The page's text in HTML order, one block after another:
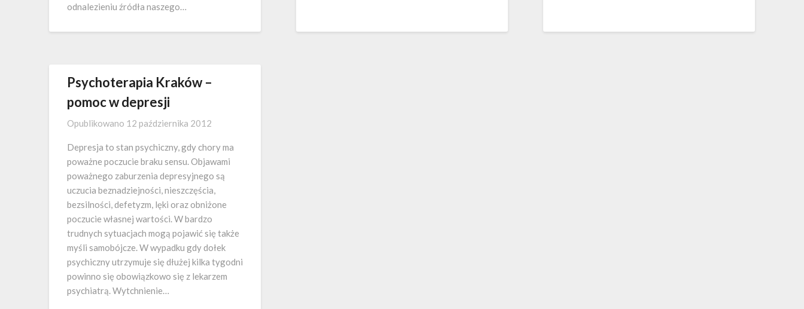
odnalezieniu źródła naszego…
Psychoterapia Kraków –
pomoc w depresji
Opublikowano 12 października 2012
Depresja to stan psychiczny, gdy chory ma
poważne poczucie braku sensu. Objawami
poważnego zaburzenia depresyjnego są
uczucia beznadziejności, nieszczęścia,
bezsilności, defetyzm, lęki oraz obniżone
poczucie własnej wartości. W bardzo
trudnych sytuacjach mogą pojawić się także
myśli samobójcze. W wypadku gdy dołek
psychiczny utrzymuje się dłużej kilka tygodni
powinno się obowiązkowo się z lekarzem
psychiatrą. Wytchnienie…